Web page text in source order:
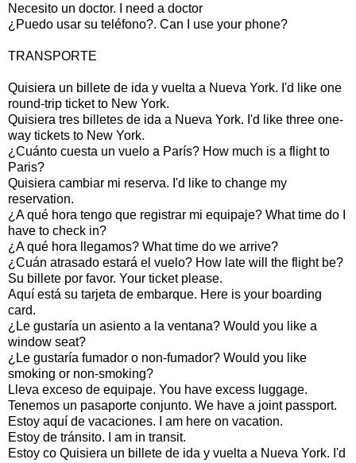
Necesito un doctor. I need a doctor
¿Puedo usar su teléfono?. Can I use your phone?
TRANSPORTE
Quisiera un billete de ida y vuelta a Nueva York. I'd like one
round-trip ticket to New York.
Quisiera tres billetes de ida a Nueva York. I'd like three one-
way tickets to New York.
¿Cuánto cuesta un vuelo a París? How much is a flight to
Paris?
Quisiera cambiar mi reserva. I'd like to change my
reservation.
¿A qué hora tengo que registrar mi equipaje? What time do I
have to check in?
¿A qué hora llegamos? What time do we arrive?
¿Cuán atrasado estará el vuelo? How late will the flight be?
Su billete por favor. Your ticket please.
Aquí está su tarjeta de embarque. Here is your boarding
card.
¿Le gustaría un asiento a la ventana? Would you like a
window seat?
¿Le gustaría fumador o non-fumador? Would you like
smoking or non-smoking?
Lleva exceso de equipaje. You have excess luggage.
Tenemos un pasaporte conjunto. We have a joint passport.
Estoy aquí de vacaciones. I am here on vacation.
Estoy de tránsito. I am in transit.
Estoy co Quisiera un billete de ida y vuelta a Nueva York. I'd